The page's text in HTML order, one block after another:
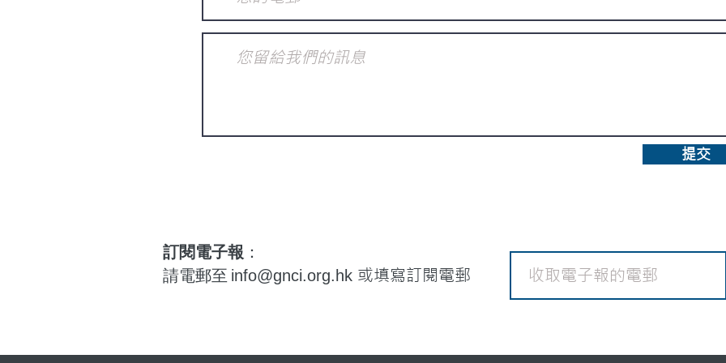
提交
訂閱電子報：
請電郵至 info@gnci.org.hk 或填寫訂閱電郵